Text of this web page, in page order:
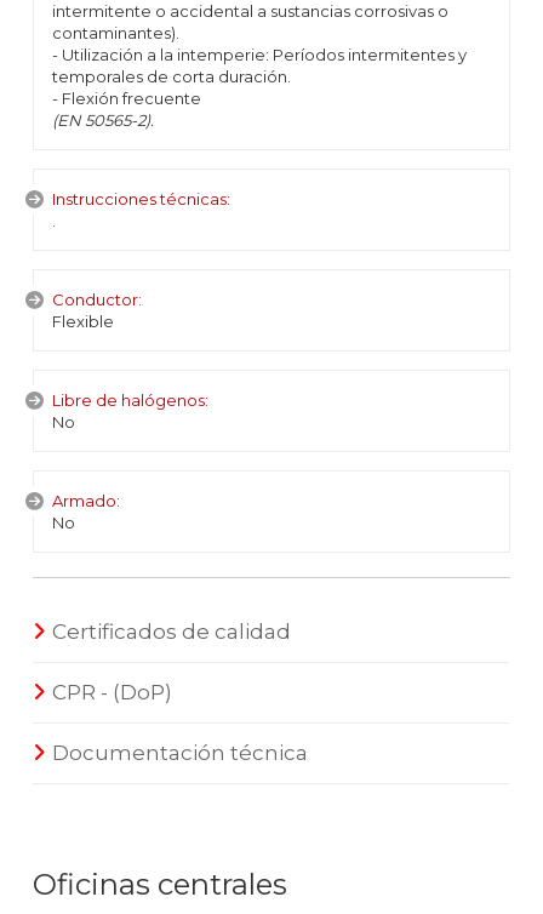
intermitente o accidental a sustancias corrosivas o
contaminantes).
- Utilización a la intemperie: Períodos intermitentes y
temporales de corta duración.
- Flexión frecuente
(EN 50565-2).
Instrucciones técnicas:
Conductor:
Flexible
Libre de halógenos:
No
Armado:
No
Certificados de calidad
CPR - (DoP)
Documentación técnica
Oficinas centrales